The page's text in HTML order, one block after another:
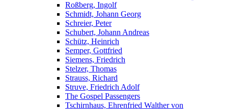
Roßberg, Ingolf
Schmidt, Johann Georg
Schreier, Peter
Schubert, Johann Andreas
Schütz, Heinrich
Semper, Gottfried
Siemens, Friedrich
Stelzer, Thomas
Strauss, Richard
Struve, Friedrich Adolf
The Gospel Passengers
Tschirnhaus, Ehrenfried Walther von